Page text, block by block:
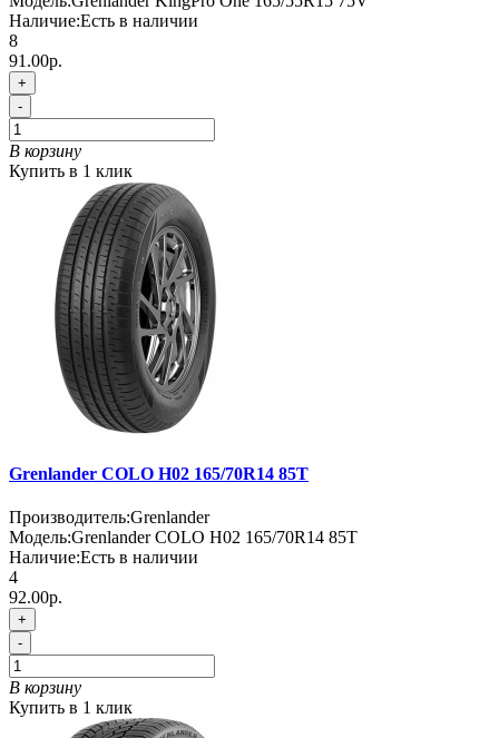
Наличие:Есть в наличии
8
91.00р.
+
-
В корзину
Купить в 1 клик
Grenlander COLO H02 165/70R14 85T
Производитель:Grenlander
Модель:Grenlander COLO H02 165/70R14 85T
Наличие:Есть в наличии
4
92.00р.
+
-
В корзину
Купить в 1 клик